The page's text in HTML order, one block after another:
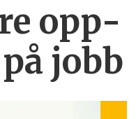
opp­
jobb